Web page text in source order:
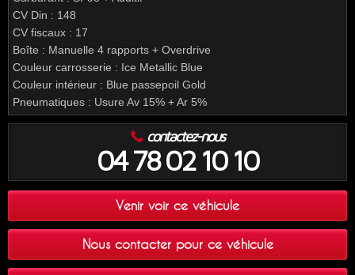
CV Din : 148
CV fiscaux : 17
Boîte : Manuelle 4 rapports + Overdrive
Couleur carrosserie : Ice Metallic Blue
Couleur intérieur : Blue passepoil Gold
Pneumatiques : Usure Av 15% + Ar 5%
Venir voir ce véhicule
Nous contacter pour ce véhicule
contactez-nous
04 78 02 10 10